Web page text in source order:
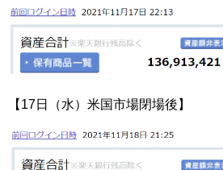
【17日（水）米国市場閉場後】